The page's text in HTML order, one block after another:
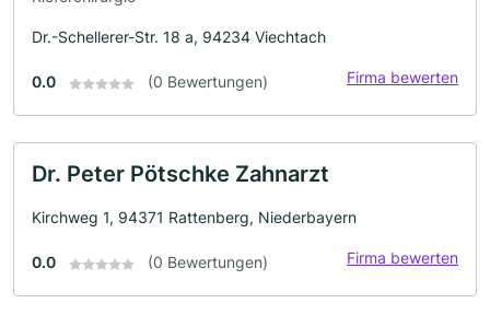
Dr.-Schellerer-Str. 18 a, 94234 Viechtach
0.0 (0 Bewertungen) Firma bewerten
Dr. Peter Pötschke Zahnarzt
Kirchweg 1, 94371 Rattenberg, Niederbayern
0.0 (0 Bewertungen) Firma bewerten